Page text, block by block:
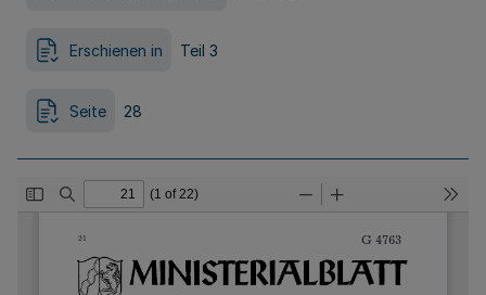
Erschienen in Teil 3
Seite 28